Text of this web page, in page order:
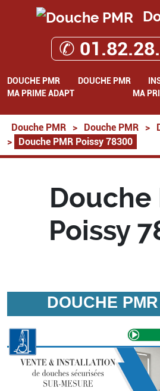
✆
DOUCHE PMR DOUCHE PMR
MA PRIME ADAPT
MA
Douche PMR > Douche PMR >
>
Douche PMR Poissy 78300
Douche
Poissy
DOUCHE